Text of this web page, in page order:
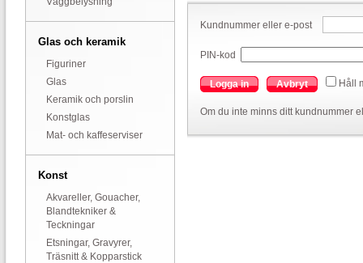
Glas och keramik
Figuriner
Glas
Keramik och porslin
Konstglas
Mat- och kaffeserviser
Konst
Akvareller, Gouacher,
Blandtekniker &
Teckningar
Etsningar, Gravyrer,
Träsnitt & Kopparstick
Kundnummer eller e-post
PIN-kod
Logga in Avbryt Håll
Om du inte minns ditt kundnummer